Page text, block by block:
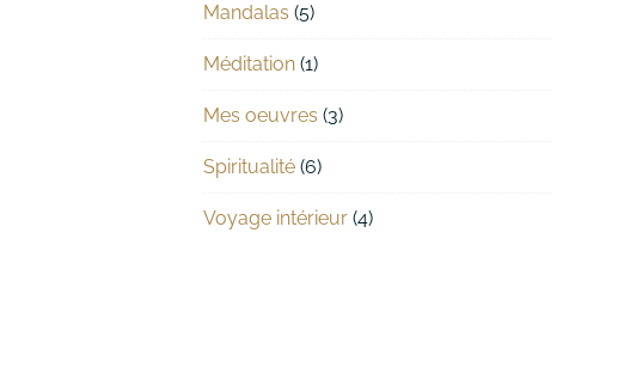
Mandalas (5)
Méditation(1)
Mes oeuvres (3)
Spiritualité(6)
Voyage intérieur(4)